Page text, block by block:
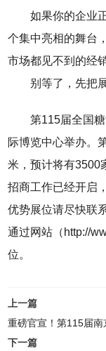
如果你的企业
个集中亮相的舞台
市场都见不到的
别等了，先把
第115届全国
际博览中心举办。
米，预计将有3500
招商工作已经开启
优势展位请尽快联
通过网站（http://
位。
上一篇
重磅官宣！第115届
下一篇